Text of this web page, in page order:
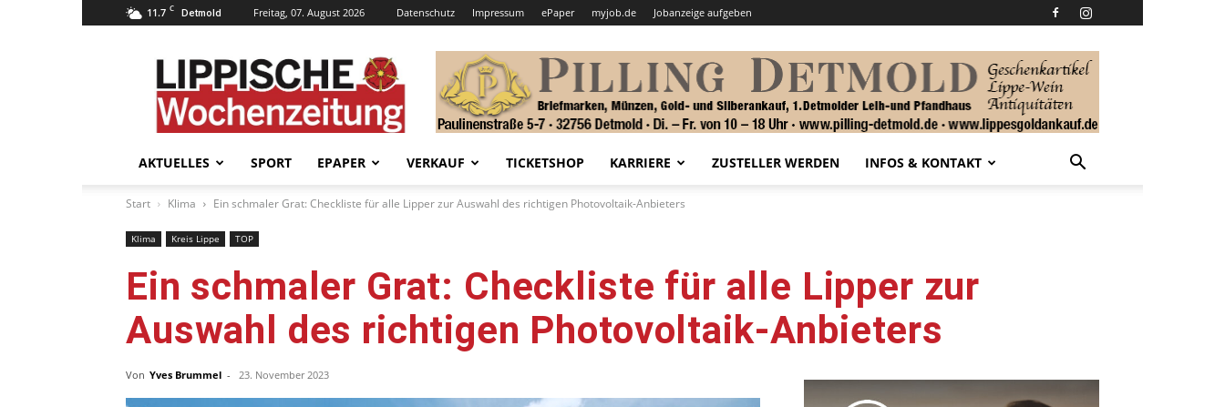
11.7 C Detmold Freitag, 07. August 2026 Datenschutz Impressum ePaper myjob.de Jobanzeige aufgeben
Lippische
Wochenzeitung
–
LWZ24.de
AKTUELLES SPORT EPAPER VERKAUF TICKETSHOP KARRIERE ZUSTELLER WERDEN INFOS & KONTAKT
Start Klima Ein schmaler Grat: Checkliste für alle Lipper zur Auswahl des richtigen Photovoltaik-Anbieters
Klima Kreis Lippe TOP
Ein schmaler Grat: Checkliste für alle Lipper zur
Auswahl des richtigen Photovoltaik-Anbieters
Von Yves Brummel - 23. November 2023